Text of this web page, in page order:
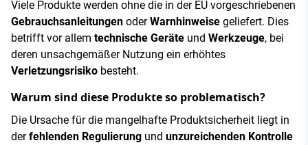
Viele Produkte werden ohne die in der EU vorgeschriebenen
Gebrauchsanleitungen oderWarnhinweise geliefert. Dies
betrifft vor allem technische Geräte und Werkzeuge, bei
deren unsachgemäßer Nutzung ein erhöhtes
Verletzungsrisiko besteht.
Warum sind diese Produkte so problematisch?
Die Ursache für die mangelhafte Produktsicherheit liegt in
derfehlenden Regulierung und unzureichenden Kontrolle